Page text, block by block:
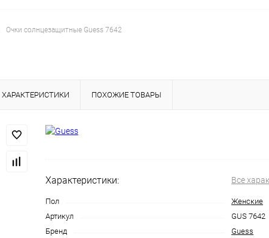
Очки солнцезащитные Guess 7642
ХАРАКТЕРИСТИКИ ПОХОЖИЕ ТОВАРЫ
Характеристики: Все
Пол
Женские
Артикул
GUS 7642
Бренд
Guess